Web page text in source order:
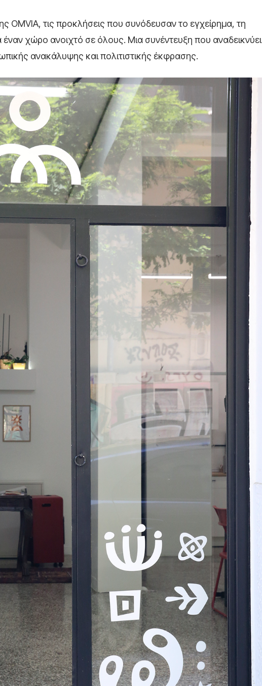
OMVIA, τις προκλήσεις που συνόδευσαν το εγχείρημα, τη
χώρο ανοιχτό σε όλους. Μια συνέντευξη που αναδεικνύει
ανακάλυψης και πολιτιστικής έκφρασης.